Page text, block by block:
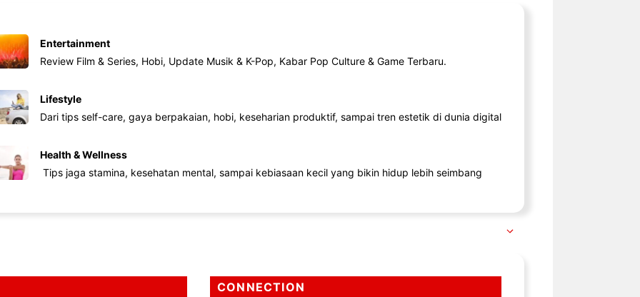
Entertainment
Review Film & Series, Hobi, Update Musik & K-Pop, Kabar Pop Culture & Game Terbaru.
Lifestyle
Dari tips self-care, gaya berpakaian, hobi, keseharian produktif, sampai tren estetik di dunia digital
Health & Wellness
Tips jaga stamina, kesehatan mental, sampai kebiasaan kecil yang bikin hidup lebih seimbang
CONNECTION